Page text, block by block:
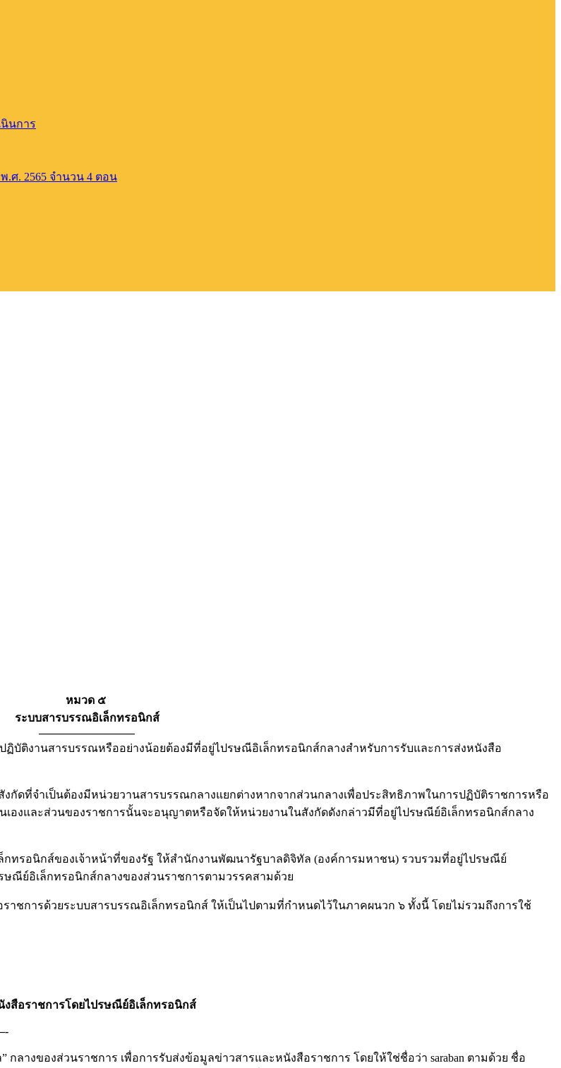
นการ
ศ. 2565 จำนวน 4 ตอน
หมวด ๕
ระบบสารบรรณอิเล็กทรอนิกส์
————————–
นสารบรรณหรืออย่างน้อยต้องมีที่อยู่ไปรษณีอิเล็กทรอนิกส์กลางสำหรับการรับและการส่งหนังสือ
ดที่จำเป็นต้องมีหน่วยวานสารบรรณกลางแยกต่างหากจากส่วนกลางเพื่อประสิทธิภาพในการปฏิบัติราชการหรือ
องและส่วนของราชการนั้นจะอนุญาตหรือจัดให้หน่วยงานในสังกัดดังกล่าวมีที่อยู่ไปรษณีย์อิเล็กทรอนิกส์กลาง
ทรอนิกส์ของเจ้าหน้าที่ของรัฐ ให้สำนักงานพัฒนารัฐบาลดิจิทัล (องค์การมหาชน) รวบรวมที่อยู่ไปรษณีย์
ษณีย์อิเล็กทรอนิกส์กลางของส่วนราชการตามวรรคสามด้วย
ชการด้วยระบบสารบรรณอิเล็กทรอนิกส์ ให้เป็นไปตามที่กำหนดไว้ในภาคผนวก ๖ ทั้งนี้ โดยไม่รวมถึงการใช้
สือราชการโดยไปรษณีย์อิเล็กทรอนิกส์
ลางของส่วนราชการ เพื่อการรับส่งข้อมูลข่าวสารและหนังสือราชการ โดยให้ใช่ชื่อว่า saraban ตามด้วย ชื่อ